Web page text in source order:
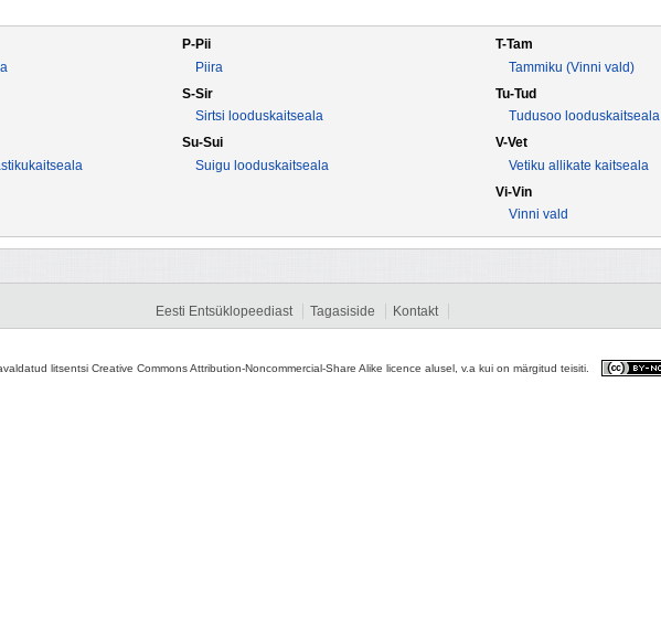
P-Pii
Piira
S-Sir
Sirtsi looduskaitseala
Su-Sui
Suigu looduskaitseala
T-Tam
Tammiku (Vinni vald)
Tu-Tud
Tudusoo looduskaitseala
V-Vet
Vetiku allikate kaitseala
Vi-Vin
Vinni vald
Eesti Entsüklopeediast Tagasiside Kontakt
litsentsi Creative Commons Attribution-Noncommercial-Share Alike licence alusel, v.a kui on märgitud teisiti.